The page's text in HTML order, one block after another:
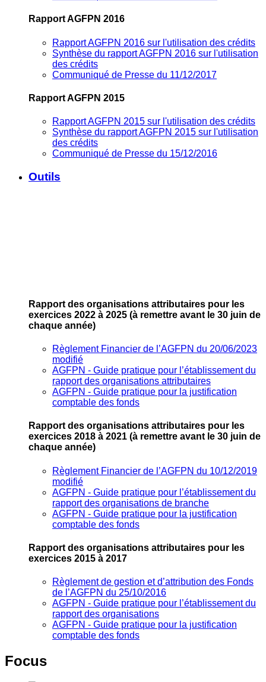
Rapport AGFPN 2016
Rapport AGFPN 2016 sur l'utilisation des crédits
Synthèse du rapport AGFPN 2016 sur l'utilisation
des crédits
Communiqué de Presse du 11/12/2017
Rapport AGFPN 2015
Rapport AGFPN 2015 sur l'utilisation des crédits
Synthèse du rapport AGFPN 2015 sur l'utilisation
des crédits
Communiqué de Presse du 15/12/2016
Outils
Rapport des organisations attributaires pour les
exercices 2022 à 2025 (à remettre avant le 30 juin de
chaque année)
Règlement Financier de l’AGFPN du 20/06/2023
modifié
AGFPN ‐ Guide pratique pour l’établissement du
rapport des organisations attributaires
AGFPN ‐ Guide pratique pour la justification
comptable des fonds
Rapport des organisations attributaires pour les
exercices 2018 à 2021 (à remettre avant le 30 juin de
chaque année)
Règlement Financier de l’AGFPN du 10/12/2019
modifié
AGFPN ‐ Guide pratique pour l’établissement du
rapport des organisations de branche
AGFPN ‐ Guide pratique pour la justification
comptable des fonds
Rapport des organisations attributaires pour les
exercices 2015 à 2017
Règlement de gestion et d’attribution des Fonds
de l’AGFPN du 25/10/2016
AGFPN ‐ Guide pratique pour l’établissement du
rapport des organisations
AGFPN ‐ Guide pratique pour la justification
comptable des fonds
Focus